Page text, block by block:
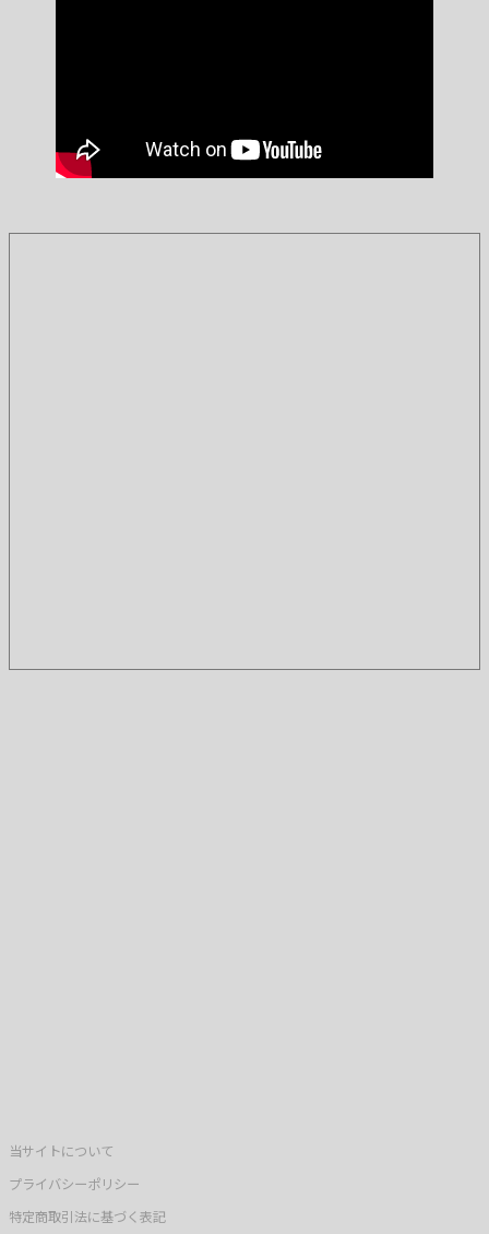
当サイトについて
プライバシーポリシー
特定商取引法に基づく表記